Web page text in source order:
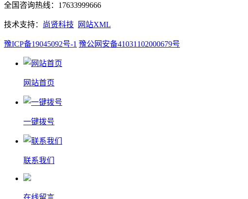
全国咨询热线：17633999666
技术支持： 尚贤科技 网站XML
豫ICP备19045092号-1 豫公网安备41031102000679号
网站首页
一键拨号
联系我们
在线留言